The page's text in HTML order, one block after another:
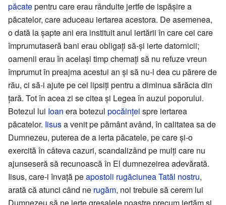
păcatepentru care erau rânduite jertfe de ispășire a
păcatelor, care aduceau iertarea acestora. De asemenea,
o dată la șapte ani era instituit anul iertării în care cei care
împrumutaseră bani erau obligați să-și ierte datornicii;
oamenii erau în același timp chemați să nu refuze vreun
împrumut în preajma acestui an și să nu-l dea cu părere de
rău, ci să-i ajute pe cei lipsiți pentru a diminua sărăcia din
țară. Tot în acea zi se citea și Legea în auzul poporului.
Botezul lui Ioan era botezul pocăinței spre iertarea
păcatelor. Iisusa venit pe pământ având, în calitatea sa de
Dumnezeu, puterea de a ierta păcatele, pe care și-o
exercită în câteva cazuri, scandalizând pe mulți care nu
ajunseseră să recunoască în El dumnezeirea adevărată.
Iisus, care-i învață peapostoli rugăciunea Tatăl nostru,
arată că atunci când ne rugăm, noi trebuie să cerem lui